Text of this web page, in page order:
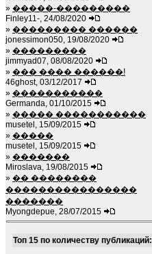
» �����-���������
Finley11-, 24/08/2020
» ��������� ������
jonessimon050, 19/08/2020
» ���������
jimmyad07, 08/08/2020
» ��� ���� ������!
46ghost, 03/12/2017
» �����������
Germanda, 01/10/2015
» ����� �����������
musetel, 15/09/2015
» �����
musetel, 15/09/2015
» �������
Miroslava, 19/08/2015
» �� ��������
����������������
�������
Myongdepue, 28/07/2015
Топ 15 по количеству публикаций: